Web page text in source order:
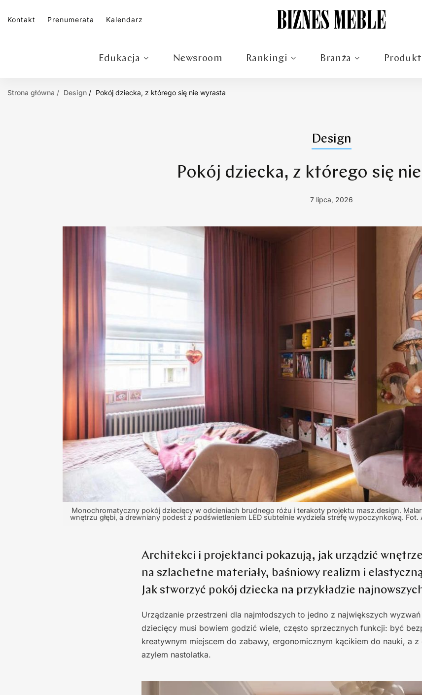
Kontakt Prenumerata Kalendarz
Edukacja Newsroom Rankingi Branża
Strona główna Design Pokój dziecka, z którego się nie wyrasta
Design
Pokój dziecka, z którego się
7 lipca, 2026
Monochromatyczny pokój dziecięcy w odcieniach brudnego różu i terakoty projektu masz.design.
wnętrzu głębi, a drewniany podest z podświetleniem LED subtelnie wydziela strefę wypoczynkową. Fot.
Architekci i projektanci pokazują, jak urządzić
na szlachetne materiały, baśniowy realizm i
Jak stworzyć pokój dziecka na przykładzie
Urządzanie przestrzeni dla najmłodszych to jedno z największych
dziecięcy musi bowiem godzić wiele, często sprzecznych funkcji: być
kreatywnym miejscem do zabawy, ergonomicznym kącikiem do nauki, a z
azylem nastolatka.